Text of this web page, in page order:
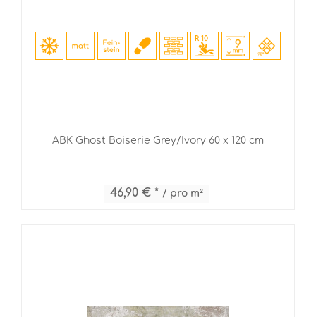
ABK Ghost Boiserie Grey/Ivory 60 x 120 cm
46,90 € * / pro m²